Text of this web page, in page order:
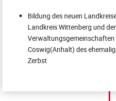
Bildung des neuen
Landkreis Wittenberg und
Verwaltungsgemeinschaften
Coswig(Anhalt) des
Zerbst